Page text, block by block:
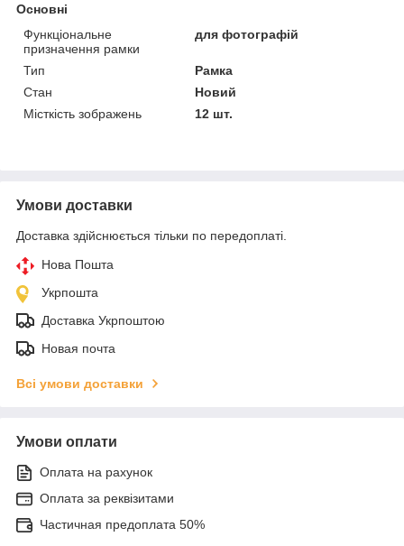
Основні
Функціональне
призначення рамки
для фотографій
Тип
Рамка
Стан
Новий
Місткість зображень
12 шт.
Умови доставки
Доставка здійснюється тільки по передоплаті.
Нова Пошта
Укрпошта
Доставка Укрпоштою
Новая почта
Всі умови доставки
Умови оплати
Оплата на рахунок
Оплата за реквізитами
Частичная предоплата 50%